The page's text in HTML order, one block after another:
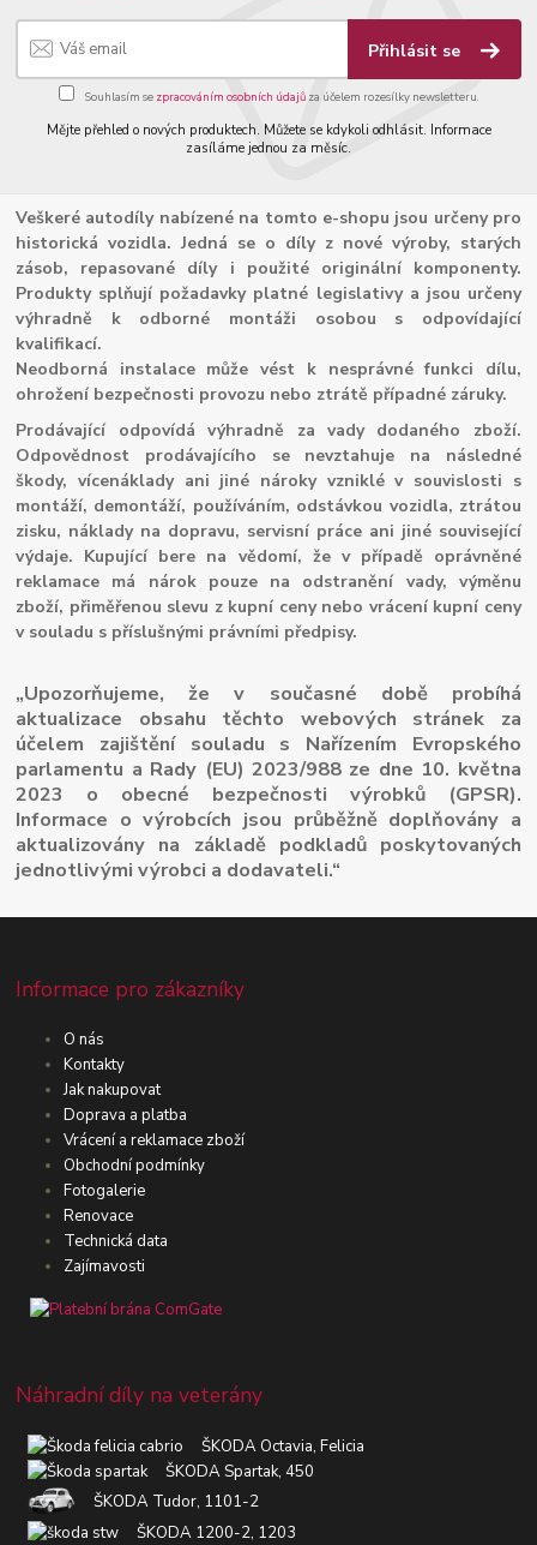
Přihlásit se
Souhlasím se zpracováním osobních údajůza účelem rozesílky newsletteru.
Mějte přehled o nových produktech. Můžete se kdykoli odhlásit. Informace
zasíláme jednou za měsíc.
Veškeré autodíly nabízené na tomto e-shopu jsou určeny pro
historická vozidla. Jedná se o díly z nové výroby, starých
zásob, repasované díly i použité originální komponenty.
Produkty splňují požadavky platné legislativy a jsou určeny
výhradně k odborné montáži osobou s odpovídající
kvalifikací.
Neodborná instalace může vést k nesprávné funkci dílu,
ohrožení bezpečnosti provozu nebo ztrátě případné záruky.
Prodávající odpovídá výhradně za vady dodaného zboží.
Odpovědnost prodávajícího se nevztahuje na následné
škody, vícenáklady ani jiné nároky vzniklé v souvislosti s
montáží, demontáží, používáním, odstávkou vozidla, ztrátou
zisku, náklady na dopravu, servisní práce ani jiné související
výdaje. Kupující bere na vědomí, že v případě oprávněné
reklamace má nárok pouze na odstranění vady, výměnu
zboží, přiměřenou slevu z kupní ceny nebo vrácení kupní ceny
v souladu s příslušnými právními předpisy.
„Upozorňujeme, že v současné době probíhá
aktualizace obsahu těchto webových stránek za
účelem zajištění souladu s Nařízením Evropského
parlamentu a Rady (EU) 2023/988 ze dne 10. května
2023 o obecné bezpečnosti výrobků (GPSR).
Informace o výrobcích jsou průběžně doplňovány a
aktualizovány na základě podkladů poskytovaných
jednotlivými výrobci a dodavateli.“
Informace pro zákazníky
O nás
Kontakty
Jak nakupovat
Doprava a platba
Vrácení a reklamace zboží
Obchodní podmínky
Fotogalerie
Renovace
Technická data
Zajímavosti
Náhradní díly na veterány
ŠKODA Octavia, Felicia
ŠKODA Spartak, 450
ŠKODA Tudor, 1101-2
ŠKODA 1200-2, 1203